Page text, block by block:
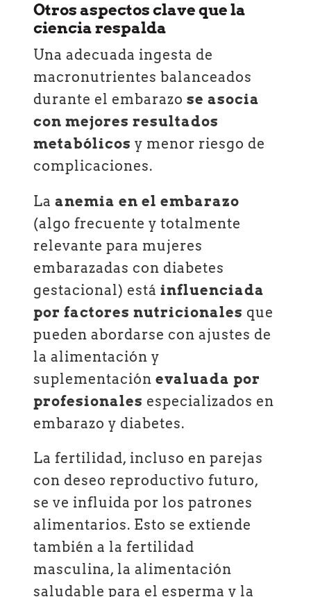
Otros aspectos clave que la
ciencia respalda
Una adecuada ingesta de
macronutrientes balanceados
durante el embarazose asocia
con mejores resultados
metabólicos y menor riesgo de
complicaciones.
Laanemia en el embarazo
(algo frecuente y totalmente
relevante para mujeres
embarazadas con diabetes
gestacional) estáinfluenciada
por factores nutricionales que
pueden abordarse con ajustes de
la alimentación y
suplementaciónevaluada por
profesionales especializados en
embarazo y diabetes.
La fertilidad, incluso en parejas
con deseo reproductivo futuro,
se ve influida por los patrones
alimentarios. Esto se extiende
también a la fertilidad
masculina, la alimentación
saludable para el esperma y la